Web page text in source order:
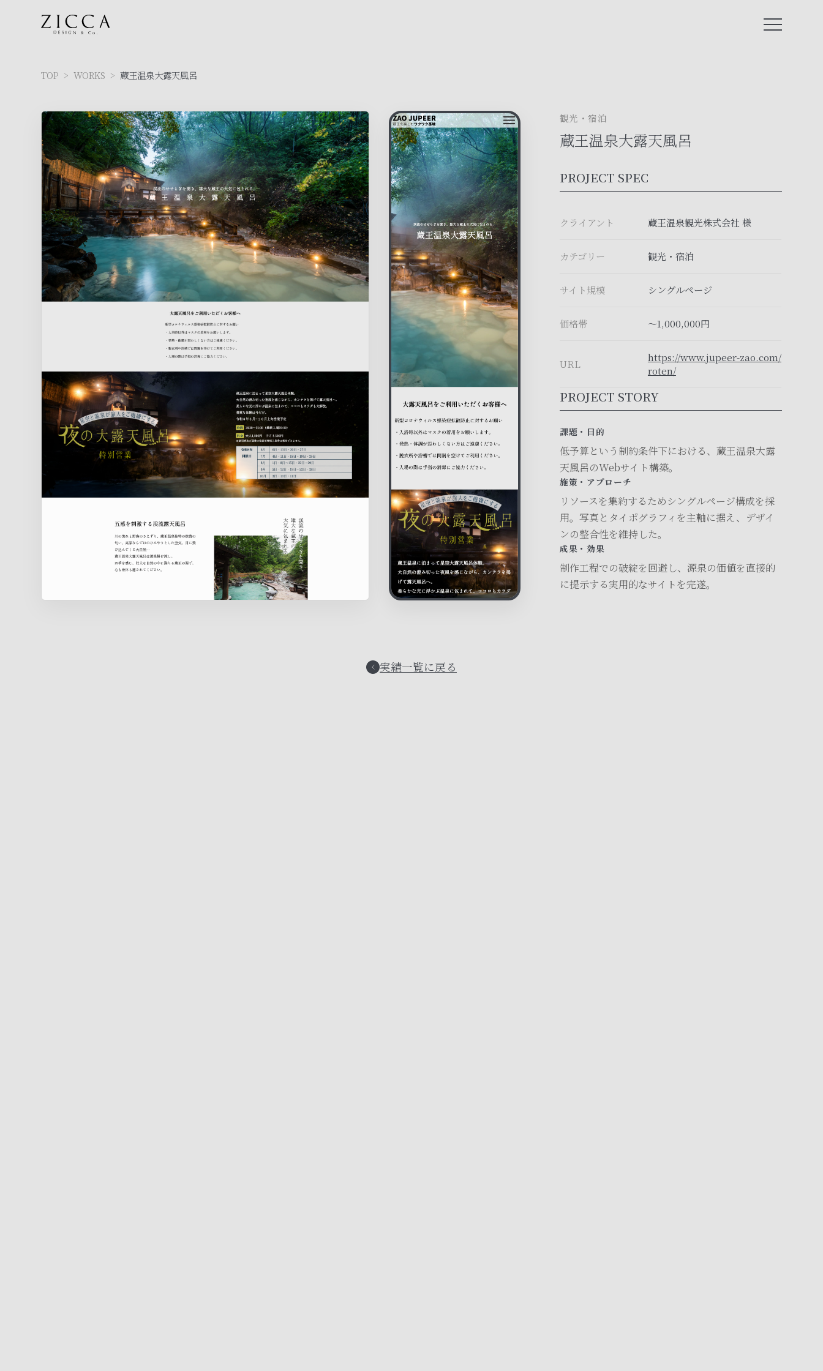
TOP > WORKS > 蔵王温泉大露天風呂
観光・宿泊
蔵王温泉大露天風呂
PROJECT SPEC
クライアント 蔵王温泉観光株式会社 様
カテゴリー 観光・宿泊
サイト規模 シングルページ
価格帯 〜1,000,000円
URL
https://www.jupeer-zao.com/
roten/
PROJECT STORY
課題・目的
低予算という制約条件下における、蔵王温泉大露
天風呂のWebサイト構築。
施策・アプローチ
リソースを集約するためシングルページ構成を採
用。写真とタイポグラフィを主軸に据え、デザイ
ンの整合性を維持した。
成果・効果
制作工程での破綻を回避し、源泉の価値を直接的
に提示する実用的なサイトを完遂。
実績一覧に戻る